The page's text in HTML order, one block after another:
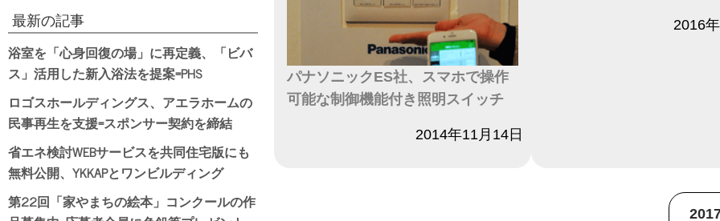
パナソニックES社、スマホで操作
可能な制御機能付き照明スイッチ
2014年11月14日
2016
最新の記事
浴室を「心身回復の場」に再定義、「ビバ
ス」活用した新入浴法を提案=PHS
ロゴスホールディングス、アエラホームの
民事再生を支援=スポンサー契約を締結
省エネ検討WEBサービスを共同住宅版にも
無料公開、YKKAPとワンビルディング
第22回「家やまちの絵本」コンクールの作